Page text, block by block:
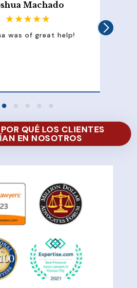
Machado
was of great help!
QUÉ LOS CLIENTES
EN NOSOTROS